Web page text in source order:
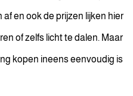
en ook de prijzen lijken hier
of zelfs licht te dalen. Maar
kopen ineens eenvoudig is